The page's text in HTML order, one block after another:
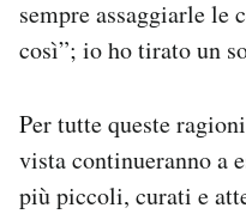
sempre assaggiarle le
così”; io ho tirato un
Per tutte queste
vista continueranno a
più piccoli, curati e